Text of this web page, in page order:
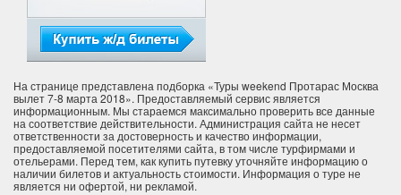
На странице представлена подборка «Туры weekend Протарас Москва
вылет 7-8 марта 2018». Предоставляемый сервис является
информационным. Мы стараемся максимально проверить все данные
на соответствие действительности. Администрация сайта не несет
ответственности за достоверность и качество информации,
предоставляемой посетителями сайта, в том числе турфирмами и
отельерами. Перед тем, как купить путевку уточняйте информацию о
наличии билетов и актуальность стоимости. Информация о туре не
является ни офертой, ни рекламой.